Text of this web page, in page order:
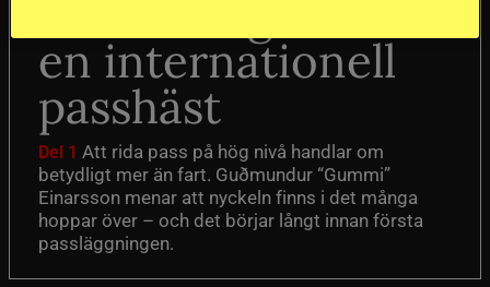
en internationell
passhäst
Del 1 Att rida pass på hög nivå handlar om
betydligt mer än fart. Guðmundur “Gummi”
Einarsson menar att nyckeln finns i det många
hoppar över – och det börjar långt innan första
passläggningen.